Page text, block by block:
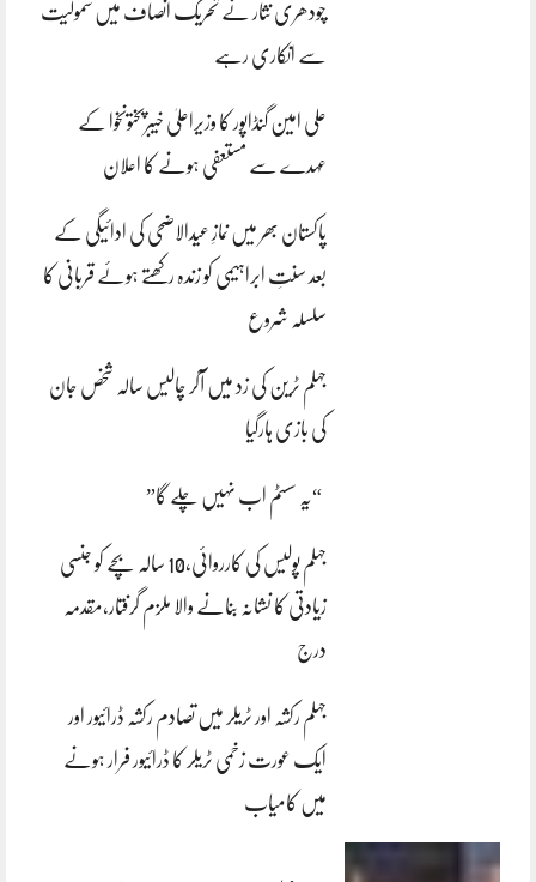
چودھری نثار نے تحریک انصاف میں شمولیت
سے انکاری رہے
علی امین گنڈاپور کا وزیراعلیٰ خیبرپختونخوا کے
عہدے سے مستعفی ہونے کا اعلان
پاکستان بھر میں نمازِ عیدالاضحی کی ادائیگی کے
بعد سنتِ ابراہیمی کو زندہ رکھتے ہوئے قربانی کا
سلسلہ شروع
جہلم ٹرین کی زد میں آکر چالیس سالہ شخص جان
کی بازی ہارگیا
“یہ سسٹم اب نہیں چلے گا”
جہلم پولیس کی کارروائی،10 سالہ بچے کو جنسی
زیادتی کا نشانہ بنانے والا ملزم گرفتار،مقدمہ
درج
جہلم رکشہ اور ٹریلر میں تصادم رکشہ ڈرائیور اور
ایک عورت زخمی ٹریلر کا ڈرائیور فرار ہونے
میں کامیاب